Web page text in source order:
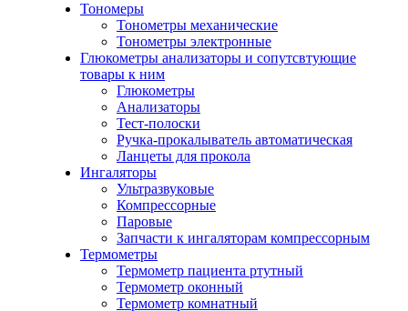
Тономеры
Тонометры механические
Тонометры электронные
Глюкометры анализаторы и сопутсвтующие
товары к ним
Глюкометры
Анализаторы
Тест-полоски
Ручка-прокалыватель автоматическая
Ланцеты для прокола
Ингаляторы
Ультразвуковые
Компрессорные
Паровые
Запчасти к ингаляторам компрессорным
Термометры
Термометр пациента ртутный
Термометр оконный
Термометр комнатный